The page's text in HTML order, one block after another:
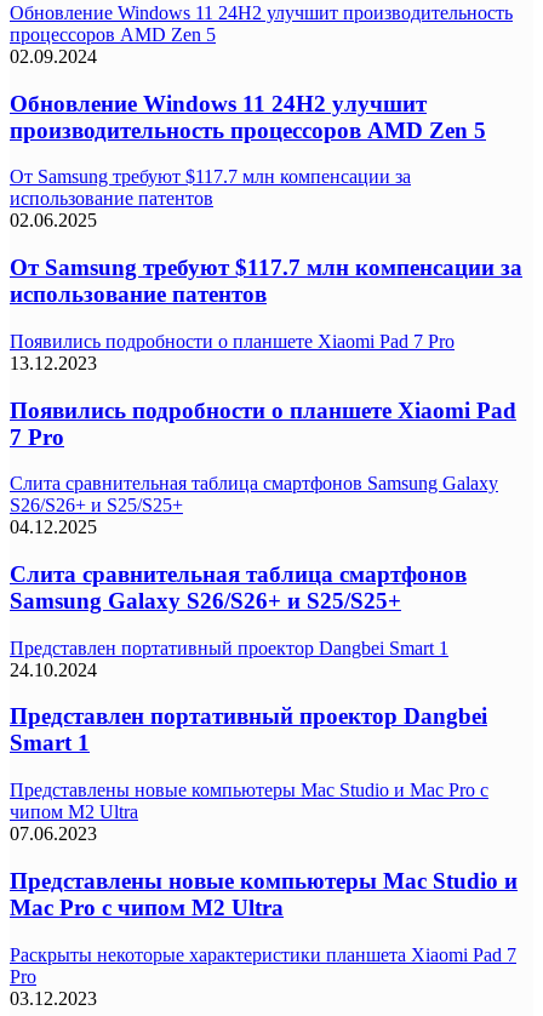
Обновление Windows 11 24H2 улучшит производительность
процессоров AMD Zen 5
02.09.2024
Обновление Windows 11 24H2 улучшит
производительность процессоров AMD Zen 5
От Samsung требуют $117.7 млн компенсации за
использование патентов
02.06.2025
От Samsung требуют $117.7 млн компенсации за
использование патентов
Появились подробности о планшете Xiaomi Pad 7 Pro
13.12.2023
Появились подробности о планшете Xiaomi Pad
7 Pro
Слита сравнительная таблица смартфонов Samsung Galaxy
S26/S26+ и S25/S25+
04.12.2025
Слита сравнительная таблица смартфонов
Samsung Galaxy S26/S26+ и S25/S25+
Представлен портативный проектор Dangbei Smart 1
24.10.2024
Представлен портативный проектор Dangbei
Smart 1
Представлены новые компьютеры Mac Studio и Mac Pro с
чипом M2 Ultra
07.06.2023
Представлены новые компьютеры Mac Studio и
Mac Pro с чипом M2 Ultra
Раскрыты некоторые характеристики планшета Xiaomi Pad 7
Pro
03.12.2023